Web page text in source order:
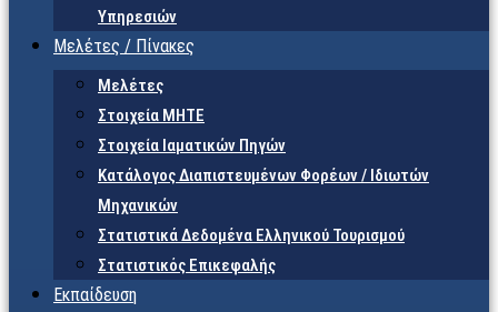
Υπηρεσιών
Μελέτες / Πίνακες
Μελέτες
Στοιχεία ΜΗΤΕ
Στοιχεία Ιαματικών Πηγών
Κατάλογος Διαπιστευμένων Φορέων / Ιδιωτών
Μηχανικών
Στατιστικά Δεδομένα Ελληνικού Τουρισμού
Στατιστικός Επικεφαλής
Εκπαίδευση